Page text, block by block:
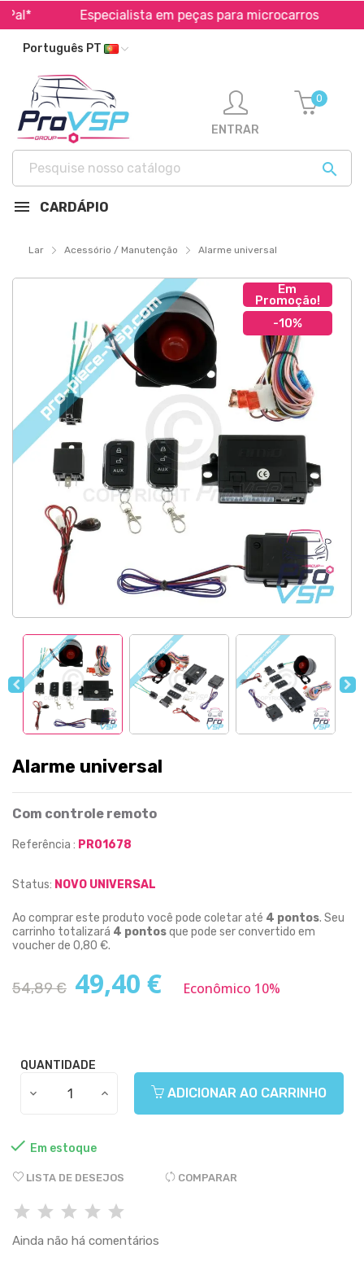
Especialista em peças para microcarros
Português PT

ENTRAR
0
CARDÁPIO
Lar Acessório / Manutenção Alarme universal
Em
Promoção!
-10%
Alarme universal
Com controle remoto
Referência : PR01678
Status: NOVO UNIVERSAL
Ao comprar este produto você pode coletar até 4 pontos. Seu
carrinho totalizará 4 pontosque pode ser convertido em
voucher de 0,80 €.
54,89 € 49,40 € Econômico 10%
QUANTIDADE
ADICIONAR AO CARRINHO
 Em estoque
LISTA DE DESEJOS COMPARAR
Ainda não há comentários